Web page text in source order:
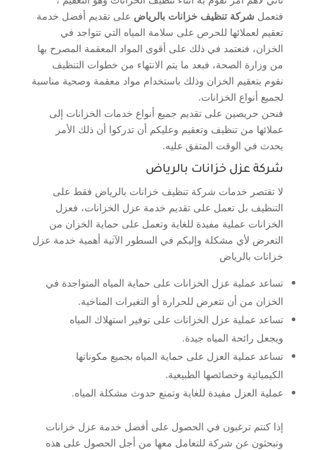
فتعمل شركة تنظيف خزانات بالرياض على تقديم أفضل خدمة
تعقيم لعملائها للحرص على سلامة المياه التي تتواجد في
الخزان، فنعتمد في ذلك على أقوى المواد المعقمة المصرح بها
من وزارة الصحة، فبعد ما يتم الانتهاء من خطوات التنظيف
نقوم بتعقيم الخزان وذلك باستخدام مواد معقمة وصحية مناسبة
لجميع أنواع الخزانات.
فنحن حريصين على تقديم جميع أنواع خدمات الخزانات إلى
عملائها من تنظيف وتعقيم وعليكم أن تدركوا أن ذلك الأمر
يحدث في الوقت المتفق عليه.
شركة عزل خزانات بالرياض
لا تقتصر خدمات شركة تنظيف خزانات بالرياض فقط على
التنظيف بل تعمل على تقديم خدمة عزل الخزانات، فعزل
الخزانات عملية مفيدة للغاية وتعمل على حماية الخزان من
التعرض لأي مشكلة وإليكم في السطور الآتية أهمية خدمة عزل
خزانات بالرياض
تساعد عملية عزل الخزانات على حماية المياه المتواجدة في
الخزان من أن تتعرض للحرارة أو التغيرات المناخية.
تساعد عملية عزل الخزانات على توفير استهلاك المياه
ويجعل رائحة المياه جيدة.
تساعد عملية العزل على حماية المياه بجميع مكوناتها
الكيميائية وخصائصها الطبيعية.
عملية العزل مفيدة للغاية وتمنع حدوث مشكلة المياه.
إذا كنتم ترغبون في الحصول على أفضل خدمة عزل خزانات
وتبحثون عن شركة للتعامل معها من أجل الحصول على هذه